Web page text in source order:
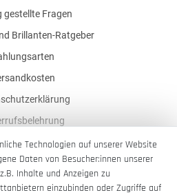
gestellte Fragen
Brillanten-Ratgeber
AGBTechnologien auf unserer Website
Daten von Besucher:innen unserer
Inhalte und Anzeigen zu
einzubinden oder Zugriffe auf